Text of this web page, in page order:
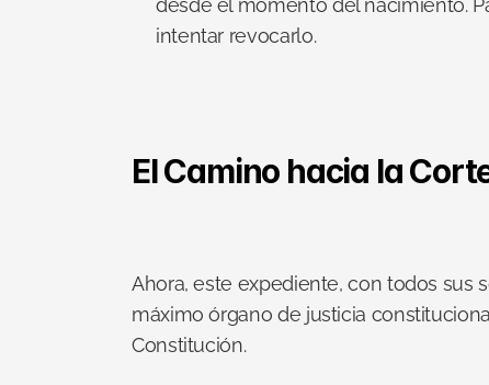
desde el momento del nacimiento.
intentar revocarlo.
El Camino hacia la
Ahora, este expediente, con todos sus
máximo órgano de justicia
Constitución.